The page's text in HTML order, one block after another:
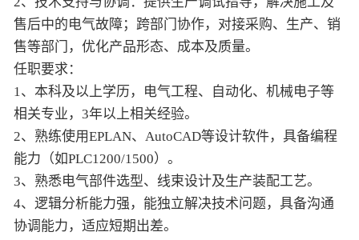
售后中的电气故障；跨部门协作，对接采购、生产、销
售等部门，优化产品形态、成本及质量。
任职要求：
1、本科及以上学历，电气工程、自动化、机械电子等
相关专业，3年以上相关经验。
2、熟练使用EPLAN、AutoCAD等设计软件，具备编程
能力（如PLC1200/1500）。
3、熟悉电气部件选型、线束设计及生产装配工艺。
4、逻辑分析能力强，能独立解决技术问题，具备沟通
协调能力，适应短期出差。